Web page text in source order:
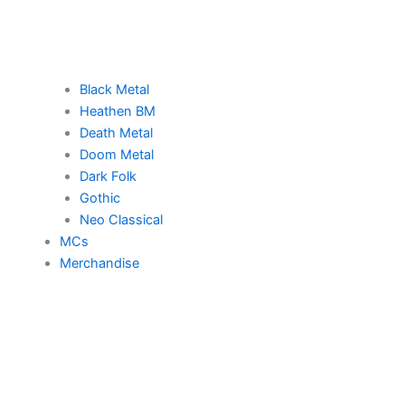
Black Metal
Heathen BM
Death Metal
Doom Metal
Dark Folk
Gothic
Neo Classical
MCs
Merchandise